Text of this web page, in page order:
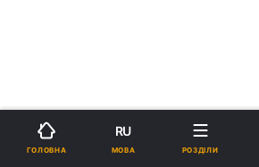
ГОЛОВНА
RU
МОВА РОЗДІЛИ